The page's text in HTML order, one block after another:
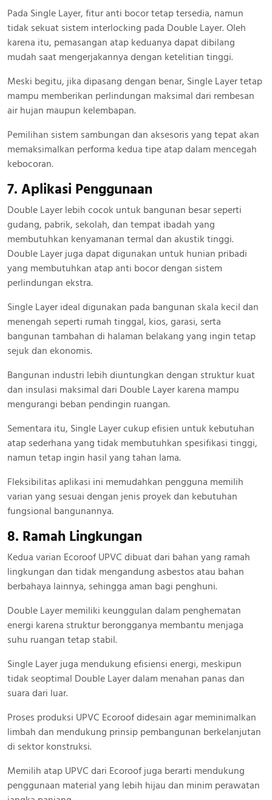
Pada Single Layer, fitur anti bocor tetap tersedia, namun
tidak sekuat sistem interlocking pada Double Layer. Oleh
karena itu, pemasangan atap keduanya dapat dibilang
mudah saat mengerjakannya dengan ketelitian tinggi.
Meski begitu, jika dipasang dengan benar, Single Layer tetap
mampu memberikan perlindungan maksimal dari rembesan
air hujan maupun kelembapan.
Pemilihan sistem sambungan dan aksesoris yang tepat akan
memaksimalkan performa kedua tipe atap dalam mencegah
kebocoran.
7. Aplikasi Penggunaan
Double Layer lebih cocok untuk bangunan besar seperti
gudang, pabrik, sekolah, dan tempat ibadah yang
membutuhkan kenyamanan termal dan akustik tinggi.
Double Layer juga dapat digunakan untuk hunian pribadi
yang membutuhkan atap anti bocor dengan sistem
perlindungan ekstra.
Single Layer ideal digunakan pada bangunan skala kecil dan
menengah seperti rumah tinggal, kios, garasi, serta
bangunan tambahan di halaman belakang yang ingin tetap
sejuk dan ekonomis.
Bangunan industri lebih diuntungkan dengan struktur kuat
dan insulasi maksimal dari Double Layer karena mampu
mengurangi beban pendingin ruangan.
Sementara itu, Single Layer cukup efisien untuk kebutuhan
atap sederhana yang tidak membutuhkan spesifikasi tinggi,
namun tetap ingin hasil yang tahan lama.
Fleksibilitas aplikasi ini memudahkan pengguna memilih
varian yang sesuai dengan jenis proyek dan kebutuhan
fungsional bangunannya.
8. Ramah Lingkungan
Kedua varian Ecoroof UPVC dibuat dari bahan yang ramah
lingkungan dan tidak mengandung asbestos atau bahan
berbahaya lainnya, sehingga aman bagi penghuni.
Double Layer memiliki keunggulan dalam penghematan
energi karena struktur berongganya membantu menjaga
suhu ruangan tetap stabil.
Single Layer juga mendukung efisiensi energi, meskipun
tidak seoptimal Double Layer dalam menahan panas dan
suara dari luar.
Proses produksi UPVC Ecoroof didesain agar meminimalkan
limbah dan mendukung prinsip pembangunan berkelanjutan
di sektor konstruksi.
Memilih atap UPVC dari Ecoroof juga berarti mendukung
penggunaan material yang lebih hijau dan minim perawatan